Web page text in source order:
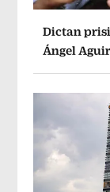
Dictan
Ángel